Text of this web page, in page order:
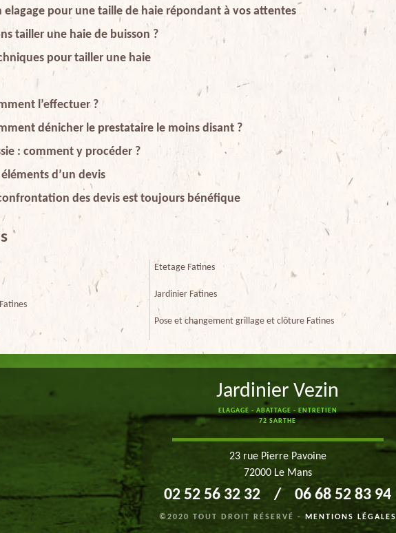
elagage pour une taille de haie répondant à vos attentes
tailler une haie de buisson ?
pour tailler une haie
l’effectuer ?
dénicher le prestataire le moins disant ?
: comment y procéder ?
d’un devis
des devis est toujours bénéfique
Etetage Fatines
Jardinier Fatines
Pose et changement grillage et clôture Fatines
Jardinier Vezin
ELAGAGE - ABATTAGE - ENTRETIEN
72 SARTHE
23 rue Pierre Pavoine
72000 Le Mans
02 52 56 32 32 / 06 68 52 83 94
©2020 TOUT DROIT RÉSERVÉ - MENTIONS LÉGALES